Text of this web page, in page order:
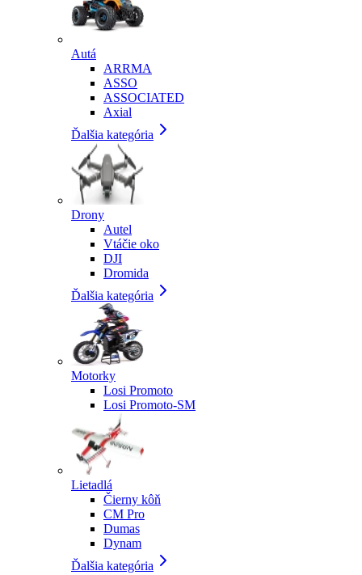
Autá
ARRMA
ASSO
ASSOCIATED
Axial
Ďalšia kategória
Drony
Autel
Vtáčie oko
DJI
Dromida
Ďalšia kategória
Motorky
Losi Promoto
Losi Promoto-SM
Lietadlá
Čierny kôň
CM Pro
Dumas
Dynam
Ďalšia kategória